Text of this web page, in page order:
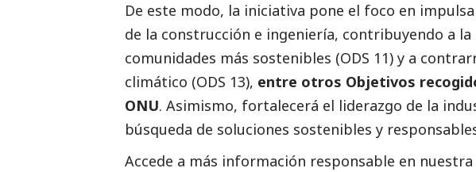
De este modo, la iniciativa pone el foco en
de la construcción e ingeniería, contribuyendo a la
comunidades más sostenibles (ODS 11) y a
climático (ODS 13), entre otros Objetivos
ONU. Asimismo, fortalecerá el liderazgo de la
búsqueda de soluciones sostenibles y
Accede a más información responsable en